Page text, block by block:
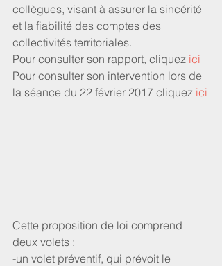
collègues, visant à assurer la sincérité
et la fiabilité des comptes des
collectivités territoriales.
Pour consulter son rapport, cliquez ici
Pour consulter son intervention lors de
la séance du 22 février 2017 cliquez ici
Cette proposition de loi comprend
deux volets :
-un volet préventif, qui prévoit le